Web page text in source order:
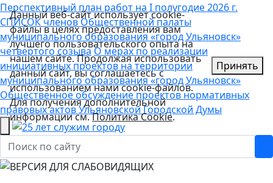
Перспективный план работ на I полугодие 2026 г.
СПИСОК членов Общественной палаты
муниципального образования «город Ульяновск»
четвертого созываО мерах по реализации
инициативных проектов на территории
муниципального образования «город Ульяновск»
Общественное обсуждение проектов нормативных
правовых актов Ульяновской Городской Думы
Данный веб-сайт использует cookie-
файлы в целях предоставления вам
лучшего пользовательского опыта на
нашем сайте. Продолжая использовать
данный сайт, вы соглашаетесь с
использованием нами cookie-файлов.
Для получения дополнительной
информации см.Политика Cookie.
Принять